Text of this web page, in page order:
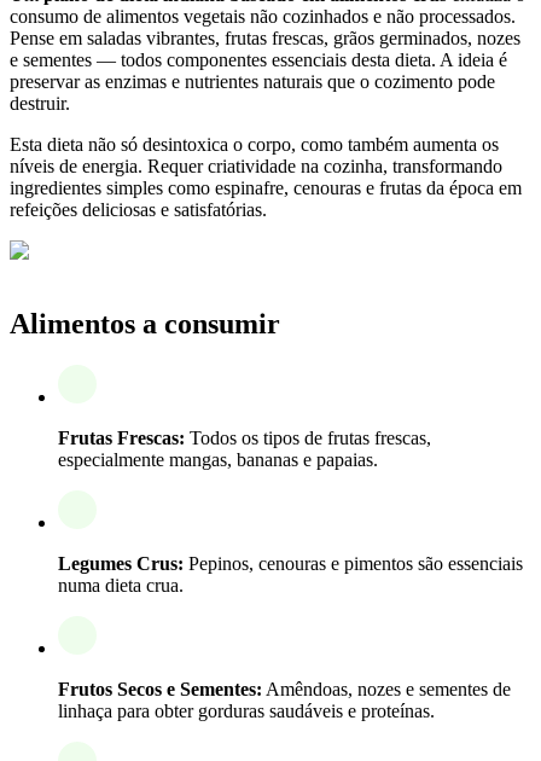
consumo de alimentos vegetais não cozinhados e não processados.
Pense em saladas vibrantes, frutas frescas, grãos germinados, nozes
e sementes — todos componentes essenciais desta dieta. A ideia é
preservar as enzimas e nutrientes naturais que o cozimento pode
destruir.
Esta dieta não só desintoxica o corpo, como também aumenta os
níveis de energia. Requer criatividade na cozinha, transformando
ingredientes simples como espinafre, cenouras e frutas da época em
refeições deliciosas e satisfatórias.
Alimentos a consumir
Frutas Frescas: Todos os tipos de frutas frescas,
especialmente mangas, bananas e papaias.
Legumes Crus: Pepinos, cenouras e pimentos são essenciais
numa dieta crua.
Frutos Secos e Sementes: Amêndoas, nozes e sementes de
linhaça para obter gorduras saudáveis e proteínas.